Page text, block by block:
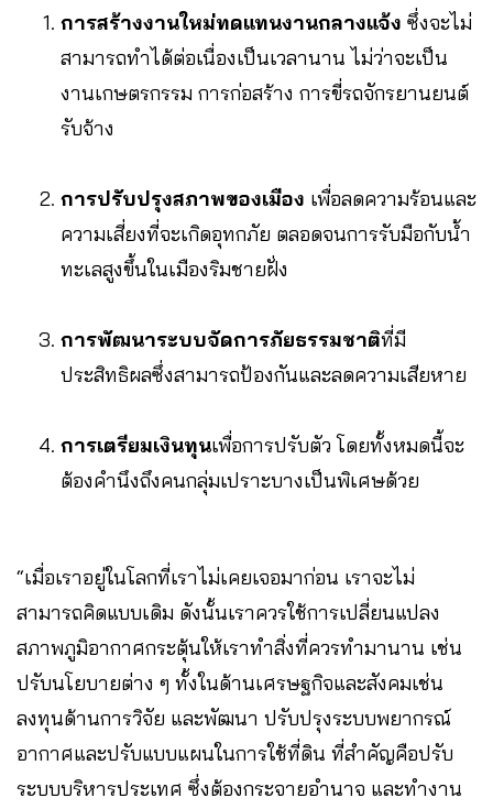
การสร้างงานใหม่ทดแทนงานกลางแจ้ง ซึ่งจะไม่
สามารถทำได้ต่อเนื่องเป็นเวลานาน ไม่ว่าจะเป็น
งานเกษตรกรรม การก่อสร้าง การขี่รถจักรยานยนต์
รับจ้าง
การปรับปรุงสภาพของเมือง เพื่อลดความร้อนและ
ความเสี่ยงที่จะเกิดอุทกภัย ตลอดจนการรับมือกับน้ำ
ทะเลสูงขึ้นในเมืองริมชายฝั่ง
การพัฒนาระบบจัดการภัยธรรมชาติที่มี
ประสิทธิผลซึ่งสามารถป้องกันและลดความเสียหาย
การเตรียมเงินทุนเพื่อการปรับตัว โดยทั้งหมดนี้จะ
ต้องคำนึงถึงคนกลุ่มเปราะบางเป็นพิเศษด้วย
“เมื่อเราอยู่ในโลกที่เราไม่เคยเจอมาก่อน เราจะไม่
สามารถคิดแบบเดิม ดังนั้นเราควรใช้การเปลี่ยนแปลง
สภาพภูมิอากาศกระตุ้นให้เราทำสิ่งที่ควรทำมานาน เช่น
ปรับนโยบายต่าง ๆ ทั้งในด้านเศรษฐกิจและสังคมเช่น
ลงทุนด้านการวิจัย และพัฒนา ปรับปรุงระบบพยากรณ์
อากาศและปรับแบบแผนในการใช้ที่ดิน ที่สำคัญคือปรับ
ระบบบริหารประเทศ ซึ่งต้องกระจายอำนาจ และทำงาน